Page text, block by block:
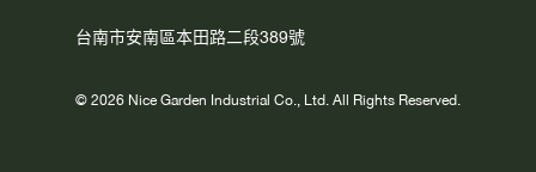
台南市安南區本田路二段389號
© 2026 Nice Garden Industrial Co., Ltd. All Rights Reserved.